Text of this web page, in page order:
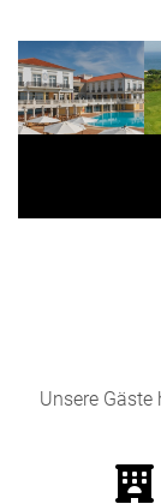
Unsere Gäste